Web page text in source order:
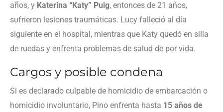
años, y Katerina “Katy” Puig, entonces de 21 años,
sufrieron lesiones traumáticas. Lucy falleció al día
siguiente en el hospital, mientras que Katy quedó en silla
de ruedas y enfrenta problemas de salud de por vida.
Cargos y posible condena
Si es declarado culpable de homicidio de embarcación o
homicidio involuntario, Pino enfrenta hasta 15 años de